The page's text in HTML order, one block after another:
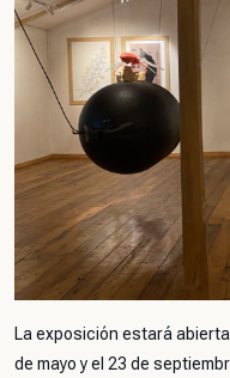
La exposición estará
de mayo y el 23 de